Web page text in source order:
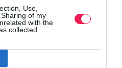
Use,
of my
with the
collected.